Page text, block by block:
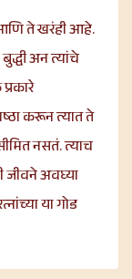
आणि ते खरंही आहे.
बुद्धी अन त्यांचे
करून त्यात ते
नसतं. त्याच
जीवने अवघ्या
या गोड